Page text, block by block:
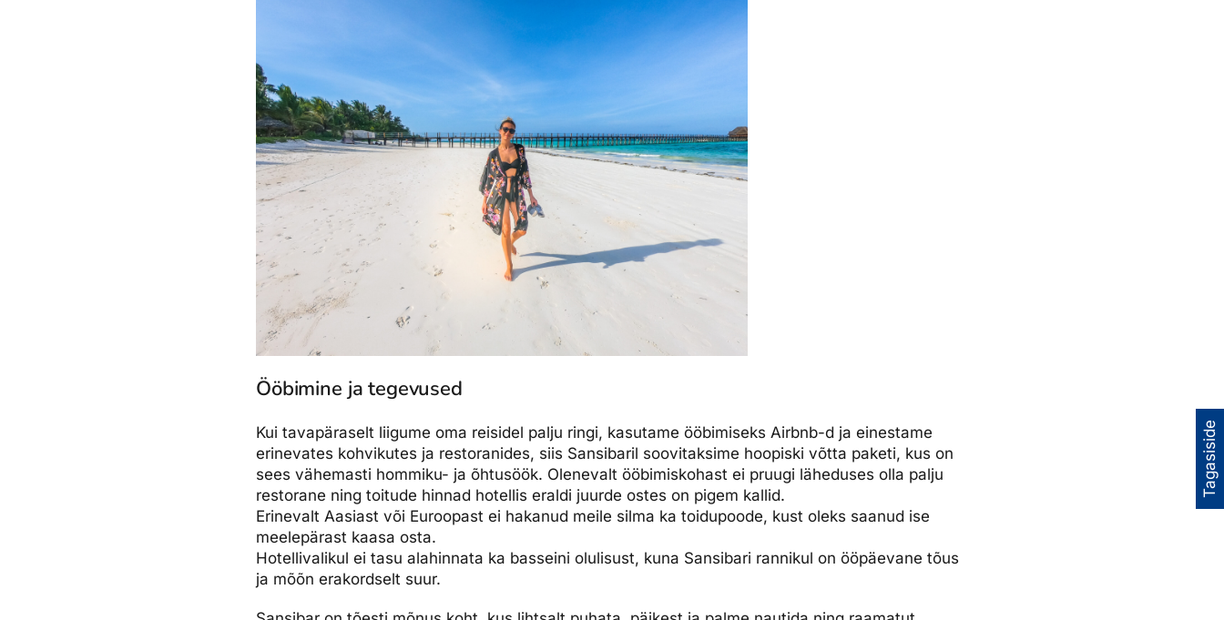
Tagasiside
Ööbimine ja tegevused
Kui tavapäraselt liigume oma reisidel palju ringi, kasutame ööbimiseks Airbnb-d ja einestame
erinevates kohvikutes ja restoranides, siis Sansibaril soovitaksime hoopiski võtta paketi, kus on
sees vähemasti hommiku- ja õhtusöök. Olenevalt ööbimiskohast ei pruugi läheduses olla palju
restorane ning toitude hinnad hotellis eraldi juurde ostes on pigem kallid.
Erinevalt Aasiast või Euroopast ei hakanud meile silma ka toidupoode, kust oleks saanud ise
meelepärast kaasa osta.
Hotellivalikul ei tasu alahinnata ka basseini olulisust, kuna Sansibari rannikul on ööpäevane tõus
ja mõõn erakordselt suur.